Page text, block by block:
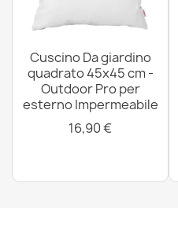
Cuscino Da giardino
quadrato 45x45 cm -
Outdoor Pro per
esterno Impermeabile
16,90 €